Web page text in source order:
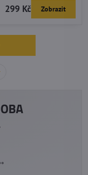
299 Kč Zobrazit